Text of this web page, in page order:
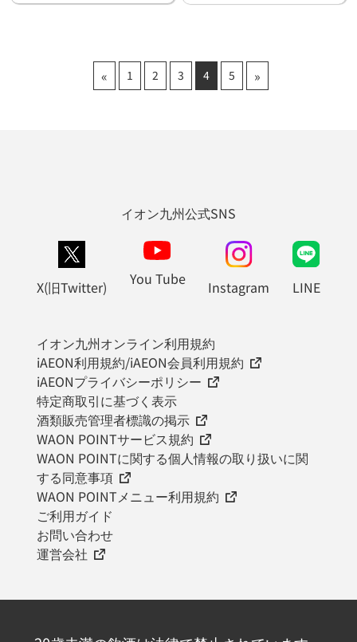
« 1 2 3 4 5 »
イオン九州公式SNS
X(旧Twitter) You Tube Instagram LINE
イオン九州オンライン利用規約
iAEON利用規約/iAEON会員利用規約
iAEONプライバシーポリシー
特定商取引に基づく表示
酒類販売管理者標識の掲示
WAON POINTサービス規約
WAON POINTに関する個人情報の取り扱いに関
する同意事項
WAON POINTメニュー利用規約
ご利用ガイド
お問い合わせ
運営会社